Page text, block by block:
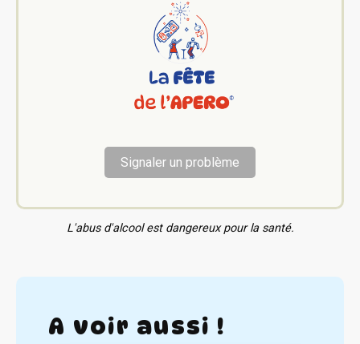
Signaler un problème
L'abus d'alcool est dangereux pour la santé.
A voir aussi !